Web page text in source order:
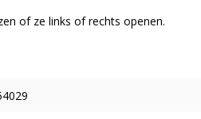
of ze links of rechts openen.